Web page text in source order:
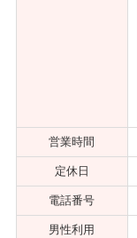
営業時間
定休日
電話番号
男性利用